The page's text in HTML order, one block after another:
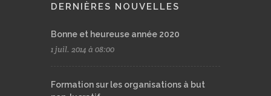
DERNIÈRES NOUVELLES
Bonne et heureuse année 2020
1 juil. 2014 à 08:00
Formation sur les organisations à but